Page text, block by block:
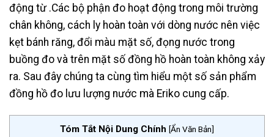
động từ .Các bộ phận đo hoạt động trong môi trường
chân không, cách ly hoàn toàn với dòng nước nên việc
kẹt bánh răng, đổi màu mặt số, đọng nước trong
buồng đo và trên mặt số đồng hồ hoàn toàn không xảy
ra. Sau đây chúng ta cùng tìm hiểu một số sản phẩm
đồng hồ đo lưu lượng nước mà Eriko cung cấp.
Tóm Tắt Nội Dung Chính [Ẩn Văn Bản]